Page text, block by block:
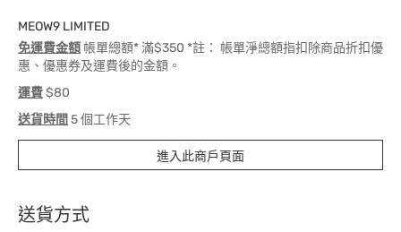
MEOW9 LIMITED
免運費金額 帳單總額* 滿$350 *註： 帳單淨總額指扣除商品折扣優
惠、優惠券及運費後的金額。
運費$80
送貨時間 5 個工作天
進入此商戶頁面
送貨方式